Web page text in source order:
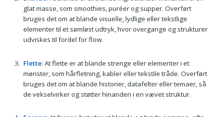
glat masse, som smoothies, puréer og supper. Overført
bruges det om at blande visuelle, lydlige eller tekstlige
elementer til et sømløst udtryk, hvor overgange og strukturer
udviskes til fordel for flow.
Flette: At flette er at blande strenge eller elementer i et
mønster, som hårfletning, kabler eller tekstile tråde. Overført
bruges det om at blande historier, datafelter eller temaer, så
de vekselvirker og støtter hinanden i en vævet struktur.